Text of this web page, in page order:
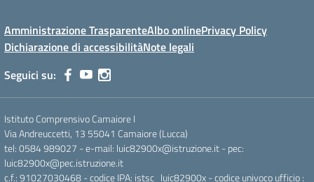
Amministrazione TrasparenteAlbo onlinePrivacy Policy
Dichiarazione di accessibilitàNote legali
Seguici su:
Istituto Comprensivo Camaiore I
Via Andreuccetti, 13 55041 Camaiore (Lucca)
tel: 0584 989027 - e-mail: luic82900x@istruzione.it - pec:
luic82900x@pec.istruzione.it
c.f.: 91027030468 - codice IPA: istsc_luic82900x - codice univoco ufficio :